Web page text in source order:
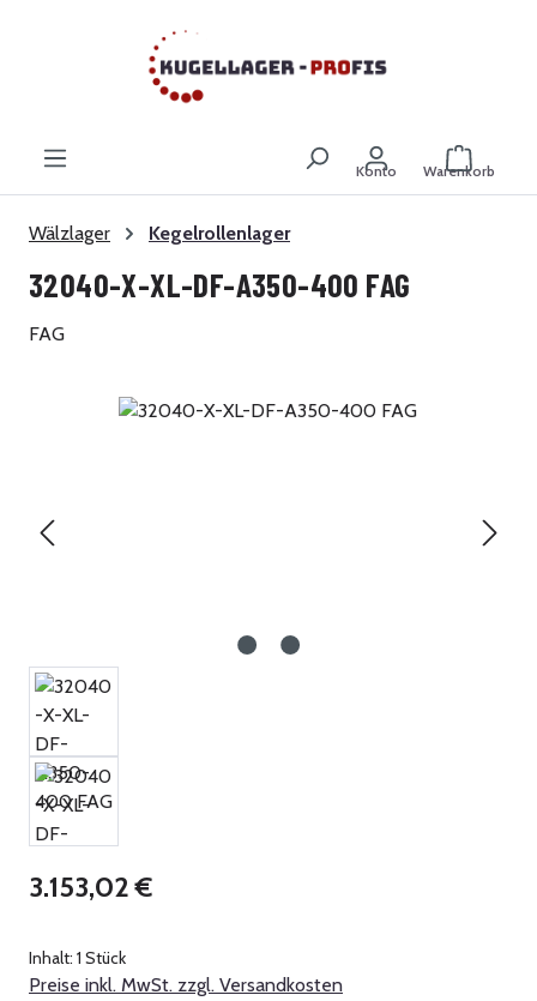
Zum Hauptinhalt springen
Konto Warenkorb
Wälzlager Kegelrollenlager
32040-X-XL-DF-A350-400 FAG
FAG
Bildergalerie überspringen
Regulärer Preis:
3.153,02 €
Inhalt: 1 Stück
Preise inkl. MwSt. zzgl. Versandkosten